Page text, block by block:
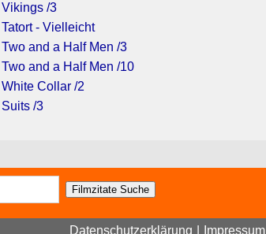
Vikings /3
Tatort - Vielleicht
Two and a Half Men /3
Two and a Half Men /10
White Collar /2
Suits /3
Datenschutzerklärung Impressum